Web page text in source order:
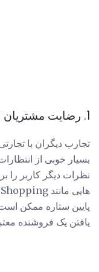
1. رضایت مشتریان فروشنده را بررسی کنید.
تجارب دیگران با
بسیار خوبی از
نظرات دیگر کاربر را
پایین ستاره ممکن
یافتن یک فروشنده